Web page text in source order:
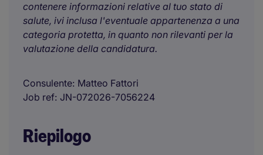
contenere informazioni relative al tuo stato di
salute, ivi inclusa l'eventuale appartenenza a una
categoria protetta, in quanto non rilevanti per la
valutazione della candidatura.
Consulente Matteo Fattori
Job ref JN-072026-7056224
Riepilogo